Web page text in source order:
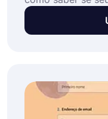
que deveria? Este
construção irá